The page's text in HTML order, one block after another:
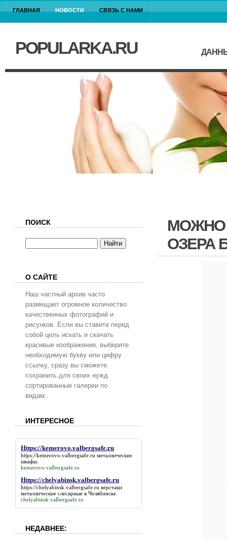
ГЛАВНАЯ НОВОСТИ СВЯЗЬ С НАМИ
POPULARKA.RU
МОЖНО
ОЗЕРА
ПОИСК
О САЙТЕ
Наш частный архив часто
размещает огромное количество
качественных фотографий и
рисунков. Если вы ставите перед
собой цель искать и скачать
красивые изображения, выберите
необходимую букву или цифру
ссылку, сразу вы сможете
сохранить для своих нужд
сортированные галереи по
видам..
ИНТЕРЕСНОЕ
Https://kemerovo.valbergsafe.ru
https://kemerovo.valbergsafe.ru металлические
шкафы.
kemerovo.valbergsafe.ru
Https://chelyabinsk.valbergsafe.ru
https://chelyabinsk.valbergsafe.ru верстаки
металлические слесарные в Челябинске.
chelyabinsk.valbergsafe.ru
НЕДАВНЕЕ: